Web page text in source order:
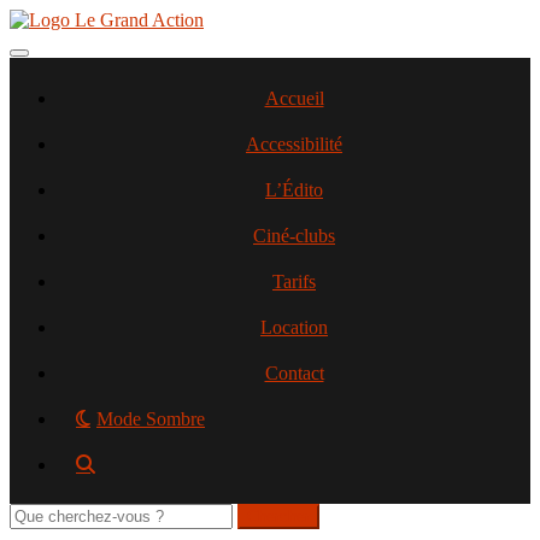
Aller
contenu
Toggle navigation
Accueil
Accessibilité
L’Édito
Ciné-clubs
Tarifs
Location
Contact
Mode Sombre
Rechercher
sur